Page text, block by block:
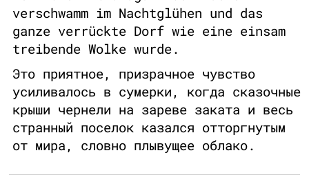
verschwamm im Nachtglühen und das
ganze verrückte Dorf wie eine einsam
treibende Wolke wurde.
Это приятное, призрачное чувство
усиливалось в сумерки, когда сказочные
крыши чернели на зареве заката и весь
странный поселок казался отторгнутым
от мира, словно плывущее облако.